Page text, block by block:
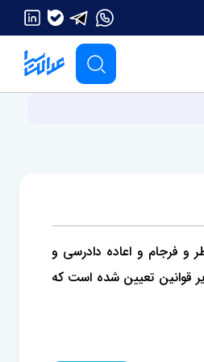
فرجام و اعاده دادرسی و
است که در ماده (۳) قانون وصول برخی از درآمدهای دولت و مصرف آن در موارد معین -مصوب 1373- و یا سایر قوانین تعیین شده است که